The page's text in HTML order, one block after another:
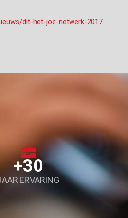
dit-het-joe-netwerk-2017
+30
ERVARING